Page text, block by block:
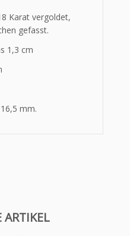
Karat vergoldet,
gefasst.
1,3 cm
mm.
ARTIKEL